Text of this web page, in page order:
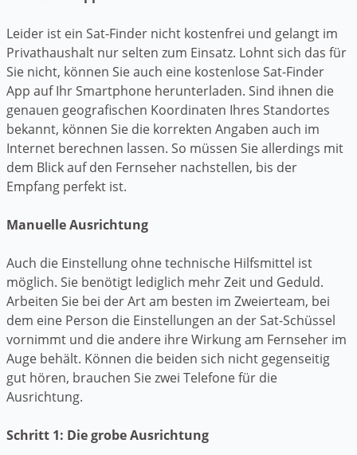
Leider ist ein Sat-Finder nicht kostenfrei und gelangt im
Privathaushalt nur selten zum Einsatz. Lohnt sich das für
Sie nicht, können Sie auch eine kostenlose Sat-Finder
App auf Ihr Smartphone herunterladen. Sind ihnen die
genauen geografischen Koordinaten Ihres Standortes
bekannt, können Sie die korrekten Angaben auch im
Internet berechnen lassen. So müssen Sie allerdings mit
dem Blick auf den Fernseher nachstellen, bis der
Empfang perfekt ist.
Manuelle Ausrichtung
Auch die Einstellung ohne technische Hilfsmittel ist
möglich. Sie benötigt lediglich mehr Zeit und Geduld.
Arbeiten Sie bei der Art am besten im Zweierteam, bei
dem eine Person die Einstellungen an der Sat-Schüssel
vornimmt und die andere ihre Wirkung am Fernseher im
Auge behält. Können die beiden sich nicht gegenseitig
gut hören, brauchen Sie zwei Telefone für die
Ausrichtung.
Schritt 1: Die grobe Ausrichtung